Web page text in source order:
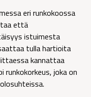
eri runkokoossa
että
istuimesta
tulla hartioita
kannattaa
runkokorkeus, joka on